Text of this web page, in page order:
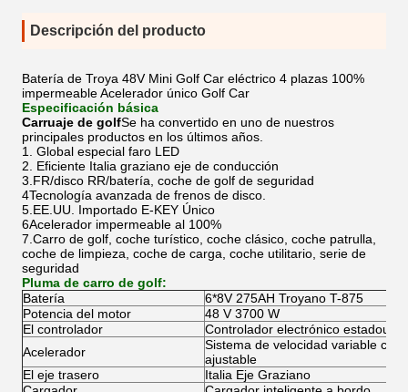
Descripción del producto
Batería de Troya 48V Mini Golf Car eléctrico 4 plazas 100%
impermeable Acelerador único Golf Car
Especificación básica
Carruaje de golfSe ha convertido en uno de nuestros
principales productos en los últimos años.
1. Global especial faro LED
2. Eficiente Italia graziano eje de conducción
3.FR/disco RR/batería, coche de golf de seguridad
4Tecnología avanzada de frenos de disco.
5.EE.UU. Importado E-KEY Único
6Acelerador impermeable al 100%
7.Carro de golf, coche turístico, coche clásico, coche patrulla,
coche de limpieza, coche de carga, coche utilitario, serie de
seguridad
Pluma de carro de golf:
Batería
6*8V 275AH Troyano T-875
Potencia del motor
48 V 3700 W
El controlador
Controlador electrónico
Acelerador
Sistema de velocidad variable
ajustable
El eje trasero
Italia Eje Graziano